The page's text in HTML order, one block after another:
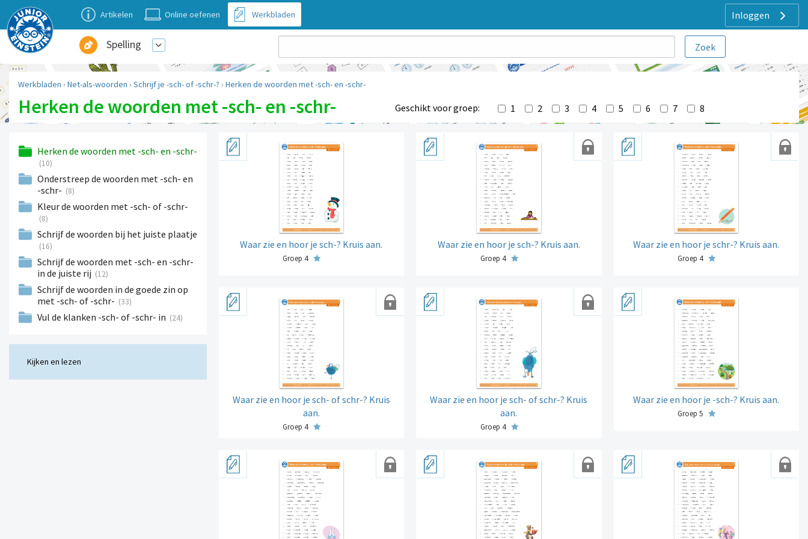
Inloggen
Artikelen Online oefenen Werkbladen
Spelling
Werkbladen › Net-als-woorden › Schrijf je -sch- of -schr-? › Herken de woorden met -sch- en -schr-
Herken de woorden met -sch- en -schr- Geschikt voor groep: 1 2 3 4 5 6 7 8
Herken de woorden met -sch- en -schr-
(10)
Onderstreep de woorden met -sch- en
-schr- (8)
Kleur de woorden met -sch- of -schr-
(8)
Schrijf de woorden bij het juiste plaatje
(16)
Schrijf de woorden met -sch- en -schr-
in de juiste rij (12)
Schrijf de woorden in de goede zin op
met -sch- of -schr- (33)
Vul de klanken -sch- of -schr- in (24)
Kijken en lezen
Waar zie en hoor je sch-? Kruis aan.
Groep 4
Waar zie en hoor je sch-? Kruis aan.
Groep 4
Waar zie en hoor je schr-? Kruis aan.
Groep 4
Waar zie en hoor je sch- of schr-? Kruis
aan.
Groep 4
Waar zie en hoor je sch- of schr-? Kruis
aan.
Groep 4
Waar zie en hoor je -sch-? Kruis aan.
Groep 5